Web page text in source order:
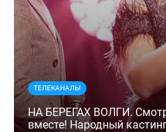
ТЕЛЕКАНАЛЫ
НА БЕРЕГАХ ВОЛГИ.
вместе! Народный